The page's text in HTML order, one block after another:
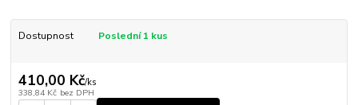
Dostupnost Poslední 1 kus
410,00 Kč/ks
338,84 Kč bez DPH